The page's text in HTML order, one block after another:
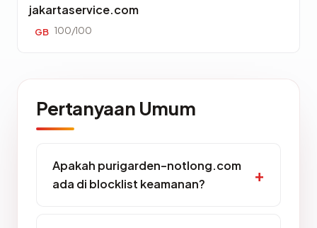
jakartaservice.com
GB 100/100
Pertanyaan Umum
Apakah purigarden-notlong.com
ada di blocklist keamanan?